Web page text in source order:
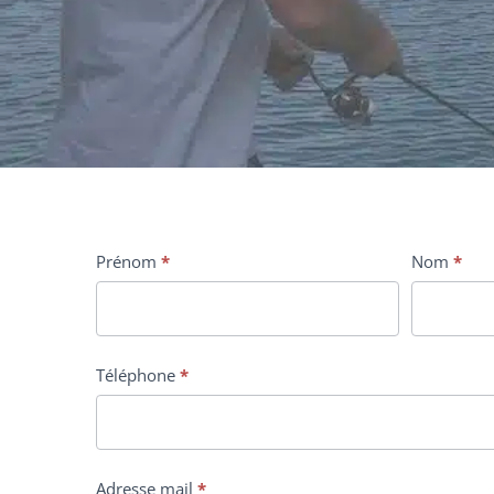
Message
guidepechefrancoisperez.com
Prénom * Nom*
Téléphone *
Adresse mail *